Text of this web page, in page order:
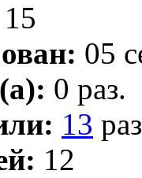
15
05
0 раз.
13
12